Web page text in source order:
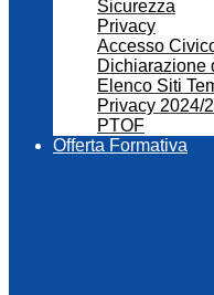
Sicurezza
Privacy
Accesso
Dichiarazione
Elenco Siti
Privacy 2024/
PTOF
Offerta Formativa